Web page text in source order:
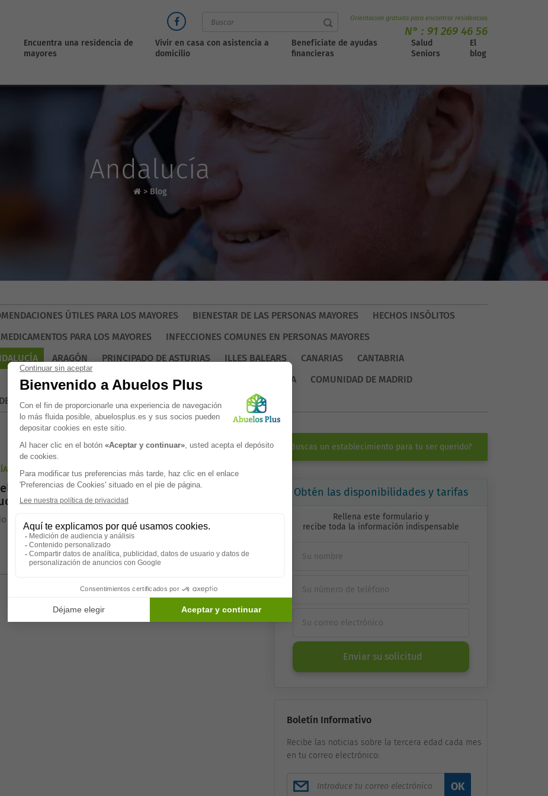
Orientacion gratuita para encontrar residencias
N° : 91 269 46 56
Encuentra una residencia de
mayores
Vivir en casa con asistencia a
domicilio
Benefíciate de ayudas
financieras
Salud
Seniors
El
blog
Andalucía
> Blog
ÚTILES PARA LOS MAYORES BIENESTAR DE LAS PERSONAS MAYORES
HECHOS INSÓLITOS
MEDICAMENTOS PARA LOS MAYORES
INFECCIONES COMUNES EN PERSONAS MAYORES
ARAGÓN PRINCIPADO DE ASTURIAS ILLES BALEARS CANARIAS
CANTABRIA
CATALUÑA COMUNIDAD VALENCIANA EXTREMADURA GALICIA
COMUNIDAD DE MADRID
NAVARRA PAÍS VASCO LA RIOJA ASTURIAS
la mejor residencia de mayores en
guía por provincias
el 18/09/2025
Buscas un establecimiento para tu ser querido?
Obtén las disponibilidades y tarifas
Rellena este formulario y
recibe toda la información indispensable
Enviar su solicitud
Boletín Informativo
Recibe las noticias sobre la tercera edad cada mes
en tu correo electrónico:
OK